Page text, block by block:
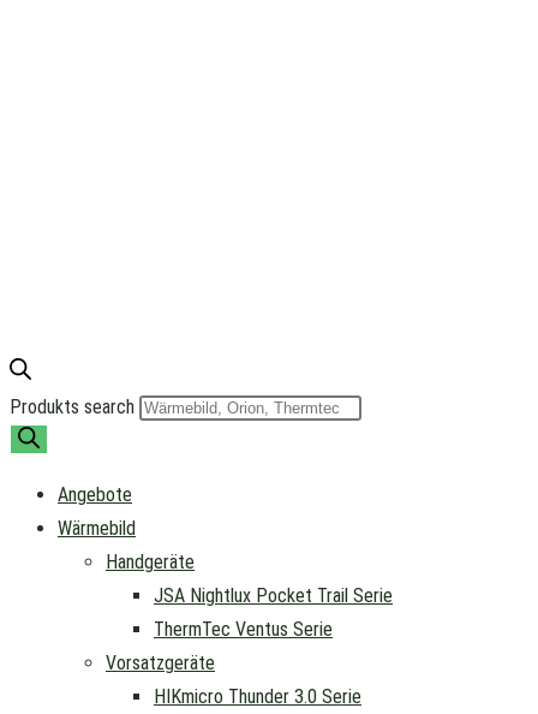
Produkts search
Angebote
Wärmebild
Handgeräte
JSA Nightlux Pocket Trail Serie
ThermTec Ventus Serie
Vorsatzgeräte
HIKmicro Thunder 3.0 Serie